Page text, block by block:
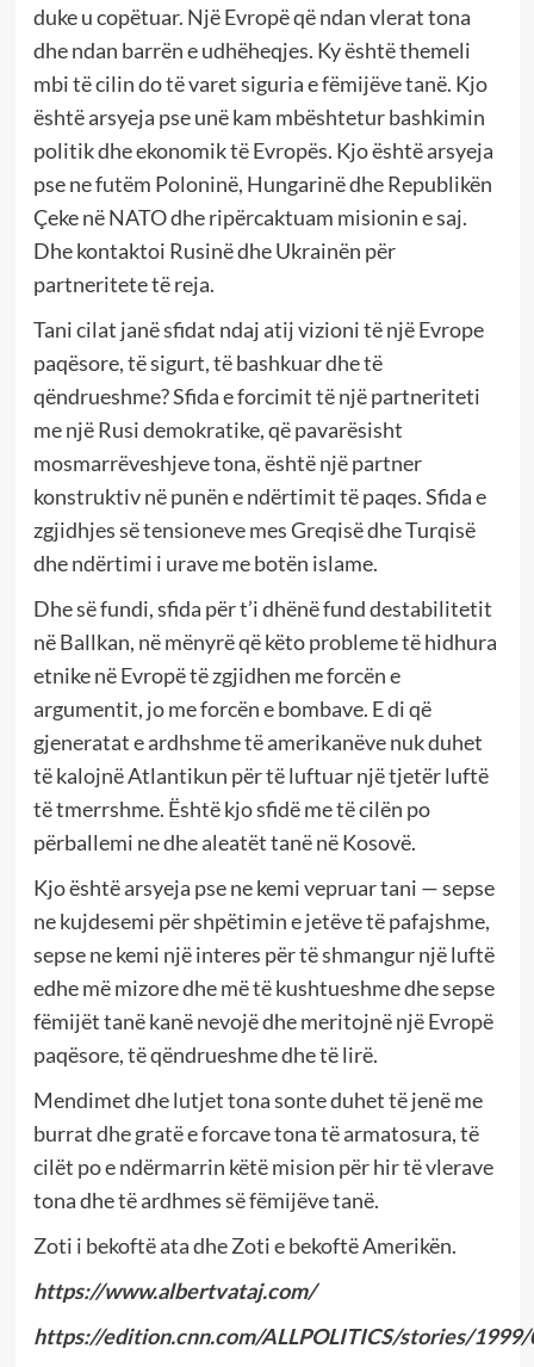
duke u copëtuar. Një Evropë që ndan vlerat tona
dhe ndan barrën e udhëheqjes. Ky është themeli
mbi të cilin do të varet siguria e fëmijëve tanë. Kjo
është arsyeja pse unë kam mbështetur bashkimin
politik dhe ekonomik të Evropës. Kjo është arsyeja
pse ne futëm Poloninë, Hungarinë dhe Republikën
Çeke në NATO dhe ripërcaktuam misionin e saj.
Dhe kontaktoi Rusinë dhe Ukrainën për
partneritete të reja.
Tani cilat janë sfidat ndaj atij vizioni të një Evrope
paqësore, të sigurt, të bashkuar dhe të
qëndrueshme? Sfida e forcimit të një partneriteti
me një Rusi demokratike, që pavarësisht
mosmarrëveshjeve tona, është një partner
konstruktiv në punën e ndërtimit të paqes. Sfida e
zgjidhjes së tensioneve mes Greqisë dhe Turqisë
dhe ndërtimi i urave me botën islame.
Dhe së fundi, sfida për t’i dhënë fund destabilitetit
në Ballkan, në mënyrë që këto probleme të hidhura
etnike në Evropë të zgjidhen me forcën e
argumentit, jo me forcën e bombave. E di që
gjeneratat e ardhshme të amerikanëve nuk duhet
të kalojnë Atlantikun për të luftuar një tjetër luftë
të tmerrshme. Është kjo sfidë me të cilën po
përballemi ne dhe aleatët tanë në Kosovë.
Kjo është arsyeja pse ne kemi vepruar tani — sepse
ne kujdesemi për shpëtimin e jetëve të pafajshme,
sepse ne kemi një interes për të shmangur një luftë
edhe më mizore dhe më të kushtueshme dhe sepse
fëmijët tanë kanë nevojë dhe meritojnë një Evropë
paqësore, të qëndrueshme dhe të lirë.
Mendimet dhe lutjet tona sonte duhet të jenë me
burrat dhe gratë e forcave tona të armatosura, të
cilët po e ndërmarrin këtë mision për hir të vlerave
tona dhe të ardhmes së fëmijëve tanë.
Zoti i bekoftë ata dhe Zoti e bekoftë Amerikën.
https://www.albertvataj.com/
https://edition.cnn.com/ALLPOLITICS/stories/